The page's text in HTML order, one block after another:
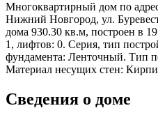
Многоквартирный дом по
Нижний Новгород, ул.
дома 930.30 кв.м, построен в
1, лифтов: 0. Серия, тип
фундамента: Ленточный. Тип
Материал несущих стен:
Сведения о доме